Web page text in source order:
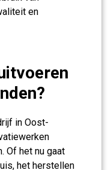
en
in Oost-
Of het nu gaat
het herstellen